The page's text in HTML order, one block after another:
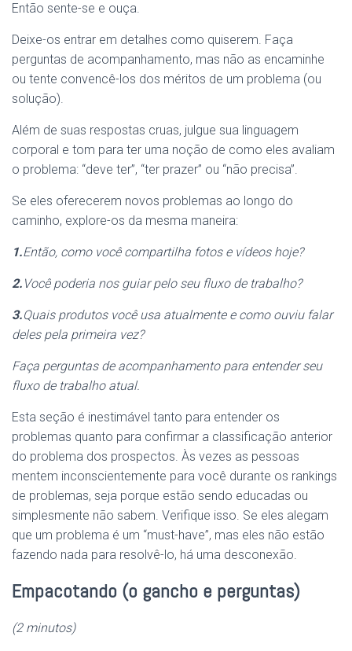
Então sente-se e ouça.
Deixe-os entrar em detalhes como quiserem. Faça
perguntas de acompanhamento, mas não as encaminhe
ou tente convencê-los dos méritos de um problema (ou
solução).
Além de suas respostas cruas, julgue sua linguagem
corporal e tom para ter uma noção de como eles avaliam
o problema: “deve ter”, “ter prazer” ou “não precisa”.
Se eles oferecerem novos problemas ao longo do
caminho, explore-os da mesma maneira:
1.Então, como você compartilha fotos e vídeos hoje?
2. Você poderia nos guiar pelo seu fluxo de trabalho?
3.Quais produtos você usa atualmente e como ouviu falar
deles pela primeira vez?
Faça perguntas de acompanhamento para entender seu
fluxo de trabalho atual.
Esta seção é inestimável tanto para entender os
problemas quanto para confirmar a classificação anterior
do problema dos prospectos. Às vezes as pessoas
mentem inconscientemente para você durante os rankings
de problemas, seja porque estão sendo educadas ou
simplesmente não sabem. Verifique isso. Se eles alegam
que um problema é um “must-have”, mas eles não estão
fazendo nada para resolvê-lo, há uma desconexão.
Empacotando (o gancho e perguntas)
(2 minutos)